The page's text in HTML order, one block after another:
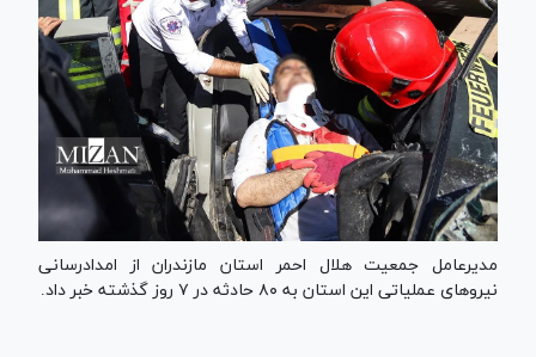
مدیرعامل جمعیت هلال‌ احمر استان مازندران از امدادرسانی
نیرو‌های عملیاتی این استان به ۸۰ حادثه در ۷ روز گذشته خبر داد.